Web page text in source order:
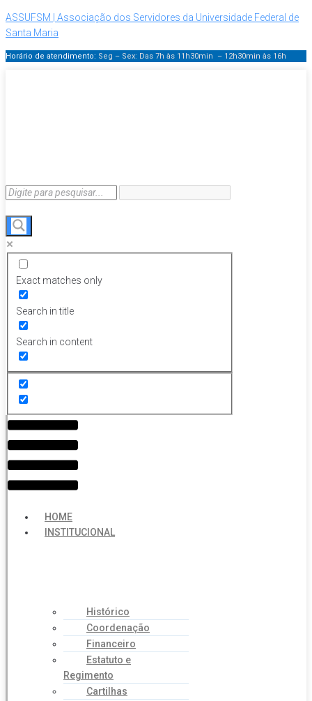
ASSUFSM | Associação dos Servidores da Universidade Federal de
Santa Maria
Horário de atendimento: Seg – Sex: Das 7h às 11h30min – 12h30min às 16h
Exact matches only
Search in title
Search in content
Menu
HOME
INSTITUCIONAL
Histórico
Coordenação
Financeiro
Estatuto e
Regimento
Cartilhas